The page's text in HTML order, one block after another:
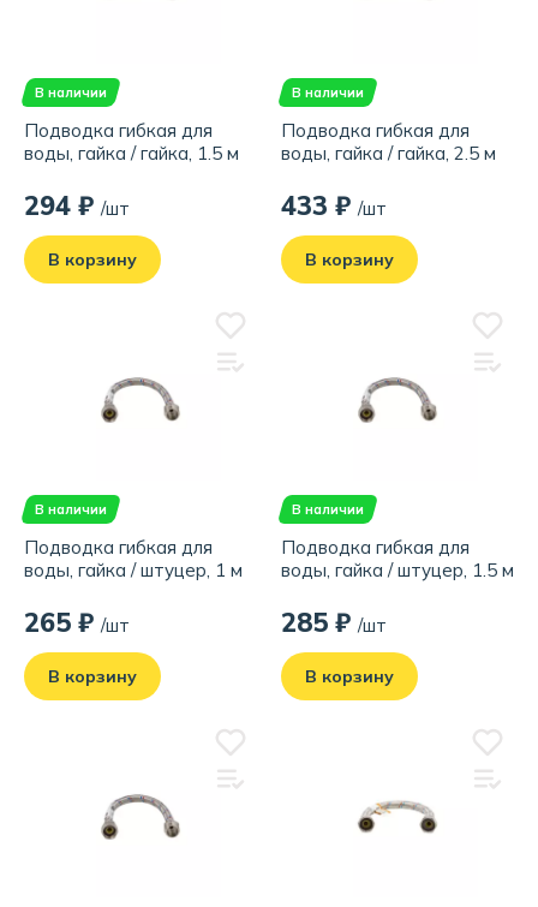
В наличии
Подводка гибкая для
воды, гайка / гайка, 1.5 м
294 ₽ /шт
В корзину
В наличии
Подводка гибкая для
воды, гайка / гайка, 2.5 м
433 ₽ /шт
В корзину
В наличии
Подводка гибкая для
воды, гайка / штуцер, 1 м
265 ₽ /шт
В корзину
В наличии
Подводка гибкая для
воды, гайка / штуцер, 1.5 м
285 ₽ /шт
В корзину